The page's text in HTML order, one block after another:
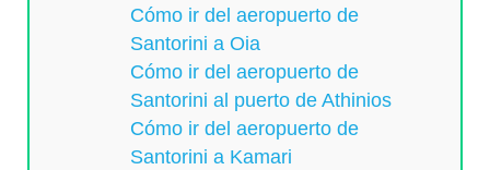
Cómo ir del aeropuerto de
Santorini a Oia
Cómo ir del aeropuerto de
Santorini al puerto de Athinios
Cómo ir del aeropuerto de
Santorini a Kamari